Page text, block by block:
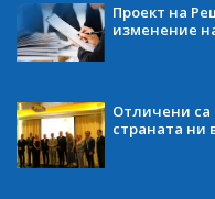
Проект на
изменение
Отличени са
страната ни